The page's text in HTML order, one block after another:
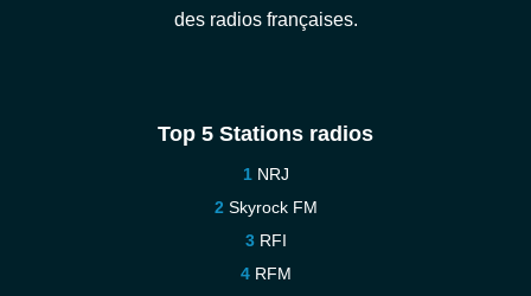
des radios françaises.
Top 5 Stations radios
NRJ
Skyrock FM
RFI
RFM